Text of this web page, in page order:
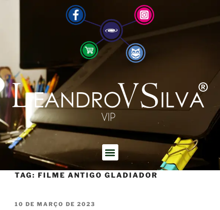
TAG: FILME ANTIGO GLADIADOR
10 DE MARÇO DE 2023